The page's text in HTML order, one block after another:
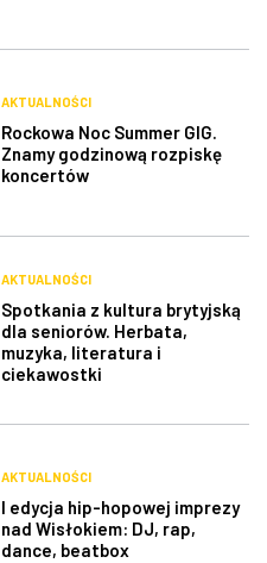
AKTUALNOŚCI
Rockowa Noc Summer GIG.
Znamy godzinową rozpiskę
koncertów
AKTUALNOŚCI
Spotkania z kultura brytyjską
dla seniorów. Herbata,
muzyka, literatura i
ciekawostki
AKTUALNOŚCI
I edycja hip-hopowej imprezy
nad Wisłokiem: DJ, rap,
dance, beatbox